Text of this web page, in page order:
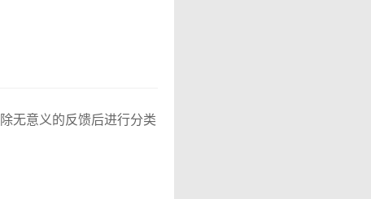
无意义的反馈后进行分类